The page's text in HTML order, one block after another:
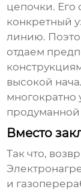
цепочки. Его
конкретный
линию.
отдаем
высокой
Вместо
Так что,
и